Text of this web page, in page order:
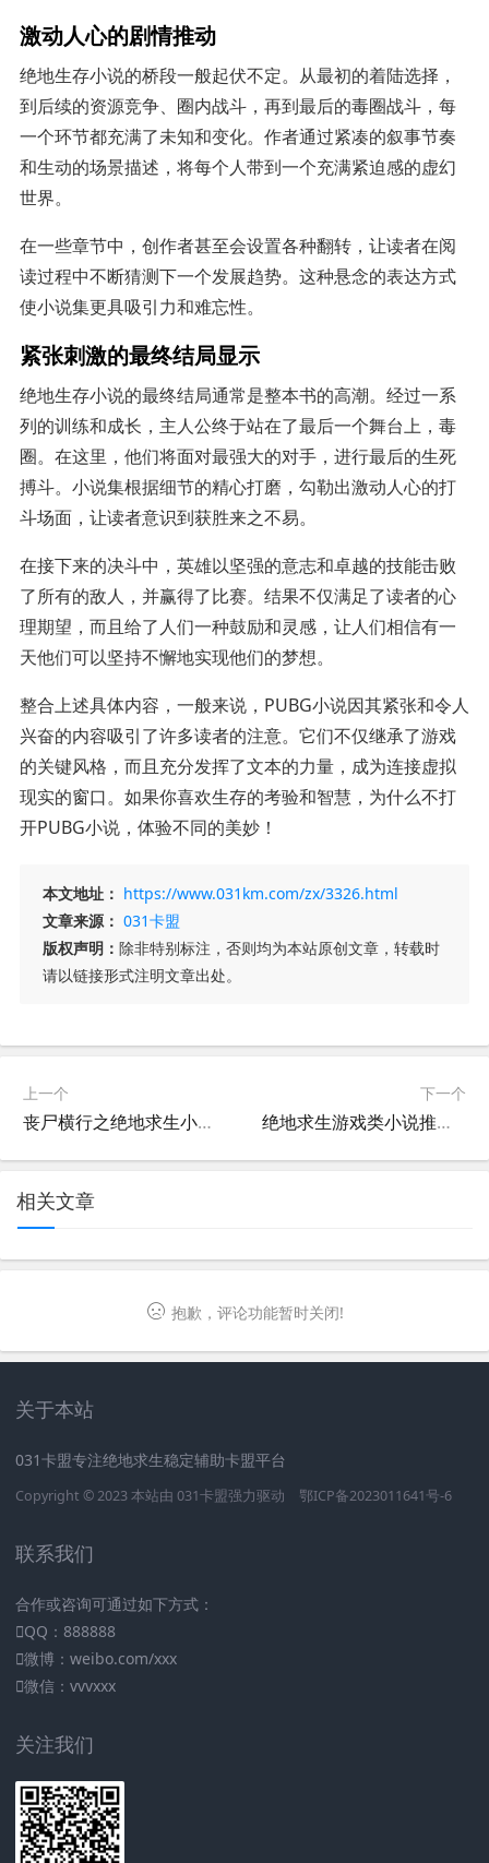
激动人心的剧情推动
绝地生存小说的桥段一般起伏不定。从最初的着陆选择，
到后续的资源竞争、圈内战斗，再到最后的毒圈战斗，每
一个环节都充满了未知和变化。作者通过紧凑的叙事节奏
和生动的场景描述，将每个人带到一个充满紧迫感的虚幻
世界。
在一些章节中，创作者甚至会设置各种翻转，让读者在阅
读过程中不断猜测下一个发展趋势。这种悬念的表达方式
使小说集更具吸引力和难忘性。
紧张刺激的最终结局显示
绝地生存小说的最终结局通常是整本书的高潮。经过一系
列的训练和成长，主人公终于站在了最后一个舞台上，毒
圈。在这里，他们将面对最强大的对手，进行最后的生死
搏斗。小说集根据细节的精心打磨，勾勒出激动人心的打
斗场面，让读者意识到获胜来之不易。
在接下来的决斗中，英雄以坚强的意志和卓越的技能击败
了所有的敌人，并赢得了比赛。结果不仅满足了读者的心
理期望，而且给了人们一种鼓励和灵感，让人们相信有一
天他们可以坚持不懈地实现他们的梦想。
整合上述具体内容，一般来说，PUBG小说因其紧张和令人
兴奋的内容吸引了许多读者的注意。它们不仅继承了游戏
的关键风格，而且充分发挥了文本的力量，成为连接虚拟
现实的窗口。如果你喜欢生存的考验和智慧，为什么不打
开PUBG小说，体验不同的美妙！
本文地址： https://www.031km.com/zx/3326.html
文章来源： 031卡盟
版权声明： 除非特别标注，否则均为本站原创文章，转载时
请以链接形式注明文章出处。
上一个
丧尸横行之绝地求生小说：末日生存冒险-丧尸末日世界中的绝地求生故事
下一个
绝地求生游戏类小说推荐：刺激战场同人故事-绝地求生同人小说：战场上的生存传奇
相关文章
抱歉，评论功能暂时关闭!
关于本站
031卡盟专注绝地求生稳定辅助卡盟平台
Copyright © 2023 本站由 031卡盟强力驱动 鄂ICP备2023011641号-6
联系我们
合作或咨询可通过如下方式：
QQ：888888
微博：weibo.com/xxx
微信：vvvxxx
关注我们